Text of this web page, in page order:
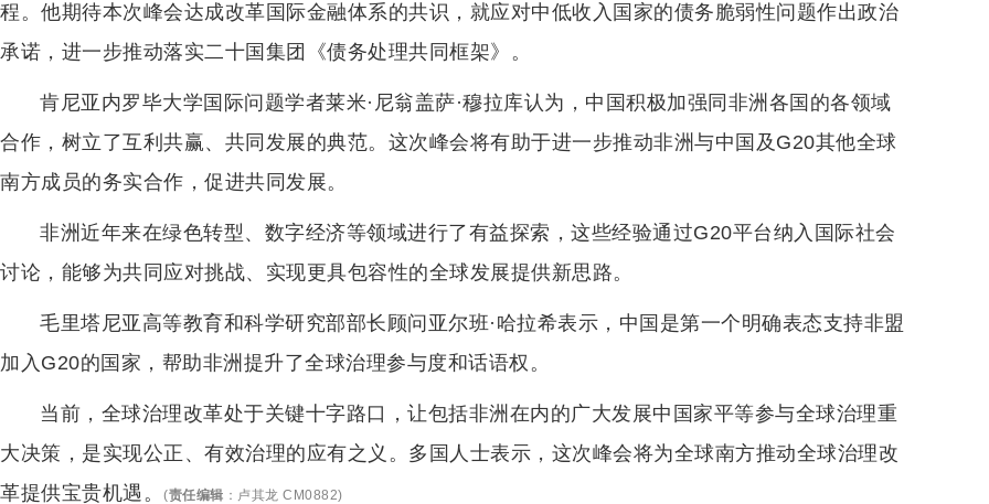
程。他期待本次峰会达成改革国际金融体系的共识，就应对中低收入国家的债务脆弱性问题作出政治
承诺，进一步推动落实二十国集团《债务处理共同框架》。
肯尼亚内罗毕大学国际问题学者莱米·尼翁盖萨·穆拉库认为，中国积极加强同非洲各国的各领域
合作，树立了互利共赢、共同发展的典范。这次峰会将有助于进一步推动非洲与中国及G20其他全球
南方成员的务实合作，促进共同发展。
非洲近年来在绿色转型、数字经济等领域进行了有益探索，这些经验通过G20平台纳入国际社会
讨论，能够为共同应对挑战、实现更具包容性的全球发展提供新思路。
毛里塔尼亚高等教育和科学研究部部长顾问亚尔班·哈拉希表示，中国是第一个明确表态支持非盟
加入G20的国家，帮助非洲提升了全球治理参与度和话语权。
当前，全球治理改革处于关键十字路口，让包括非洲在内的广大发展中国家平等参与全球治理重
大决策，是实现公正、有效治理的应有之义。多国人士表示，这次峰会将为全球南方推动全球治理改
革提供宝贵机遇。
(责任编辑 ： 卢其龙 CM0882)